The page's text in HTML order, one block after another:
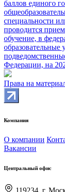
баллов единого
специальности
проводится
обучение, в
образовательные
Федерации, на
Права на
Компания
О компании
Вакансии
Центральный офис